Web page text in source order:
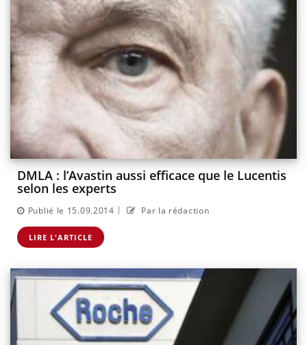
DMLA : l’Avastin aussi efficace que le Lucentis
selon les experts
Publié le 15.09.2014 | Par la rédaction
LIRE L'ARTICLE